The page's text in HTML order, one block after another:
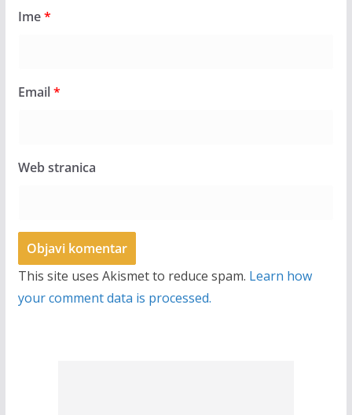
Ime*
Email*
Web stranica
This site uses Akismet to reduce spam. Learn how
your comment data is processed.